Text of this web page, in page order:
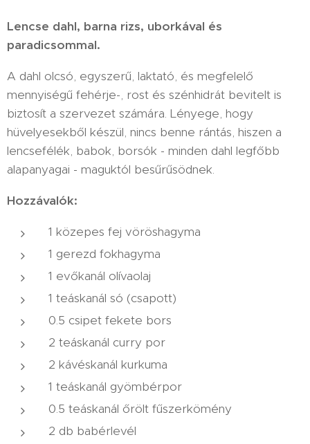
Lencse dahl, barna rizs, uborkával és
paradicsommal.
A dahl olcsó, egyszerű, laktató, és megfelelő
mennyiségű fehérje-, rost és szénhidrát bevitelt is
biztosít a szervezet számára. Lényege, hogy
hüvelyesekből készül, nincs benne rántás, hiszen a
lencsefélék, babok, borsók - minden dahl legfőbb
alapanyagai - maguktól besűrűsödnek.
Hozzávalók:
1 közepes fej vöröshagyma
1 gerezd fokhagyma
1 evőkanál olívaolaj
1 teáskanál só (csapott)
0.5 csipet fekete bors
2 teáskanál curry por
2 kávéskanál kurkuma
1 teáskanál gyömbérpor
0.5 teáskanál őrölt fűszerkömény
2 db babérlevél